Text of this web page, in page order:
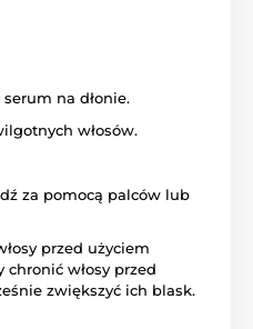
na dłonie.
włosów.
za pomocą palców lub
przed użyciem
włosy przed
zwiększyć ich blask.